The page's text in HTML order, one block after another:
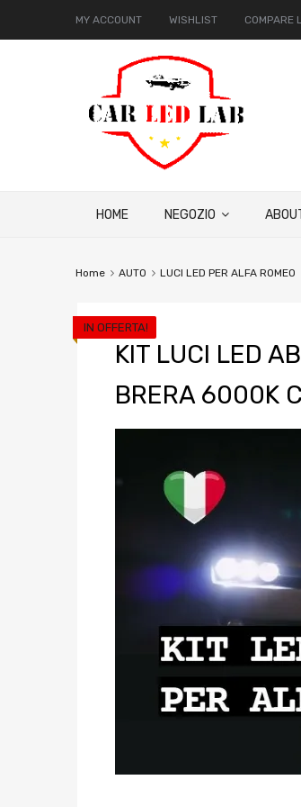
MY ACCOUNT WISHLIST COMPARE
HOME NEGOZIO
Home AUTO LUCI LED PER ALFA ROMEO
KIT LUCI LED
BRERA 6000K
IN OFFERTA!